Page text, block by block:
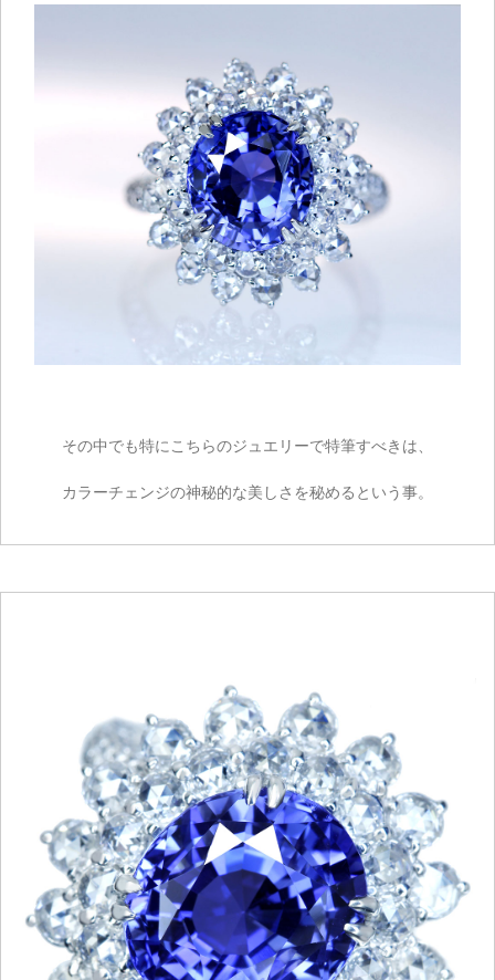
その中でも特にこちらのジュエリーで特筆すべきは、
カラーチェンジの神秘的な美しさを秘めるという事。